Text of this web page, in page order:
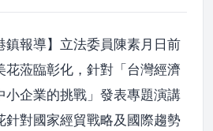
鎮報導】立法委員陳素月日前
花蒞臨彰化，針對「台灣經濟
小企業的挑戰」發表專題演講
針對國家經貿戰略及國際趨勢